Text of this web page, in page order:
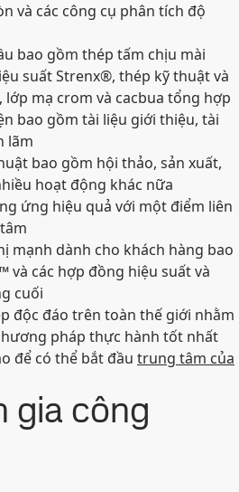
và các công cụ phân tích độ
bao gồm thép tấm chịu mài
suất Strenx®, thép kỹ thuật và
mạ crom và cacbua tổng hợp
bao gồm tài liệu giới thiệu, tài
lãm
bao gồm hội thảo, sản xuất,
hoạt động khác nữa
ứng hiệu quả với một điểm liên
mạnh dành cho khách hàng bao
và các hợp đồng hiệu suất và
cuối
độc đáo trên toàn thế giới nhằm
pháp thực hành tốt nhất
để có thể bắt đầu trung tâm của
gia công